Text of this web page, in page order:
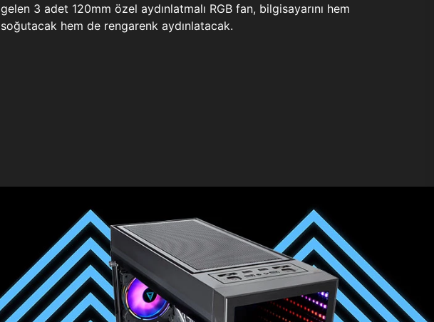
gelen 3 adet 120mm özel aydınlatmalı RGB fan, bilgisayarını hem
soğutacak hem de rengarenk aydınlatacak.